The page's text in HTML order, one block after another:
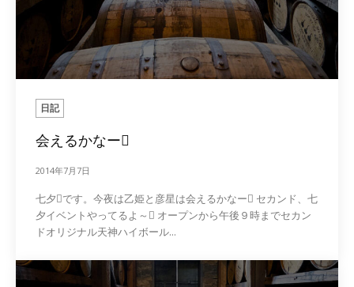
日記
会えるかなー
2014年7月7日
七夕です。今夜は乙姫と彦星は会えるかなー セカンド、七
夕イベントやってるよ～ オープンから午後９時までセカン
ドオリジナル天神ハイボール...